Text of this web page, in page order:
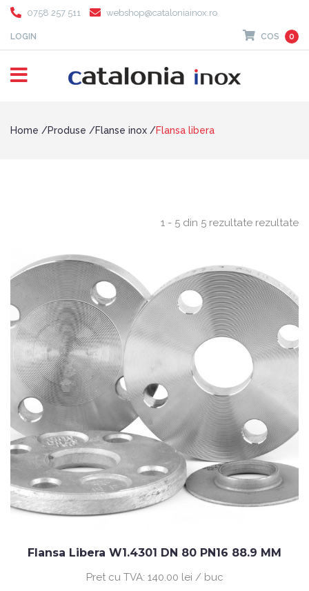
0758 257 511 webshop@cataloniainox.ro
LOGIN COS 0
Home Produse Flanse inox Flansa libera
1 - 5 din 5 rezultate rezultate
Flansa Libera W1.4301 DN 80 PN16 88.9 MM
Pret cu TVA: 140.00 lei / buc